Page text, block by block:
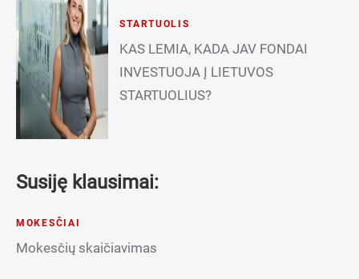
STARTUOLIS
KAS LEMIA, KADA JAV FONDAI
INVESTUOJA Į LIETUVOS
STARTUOLIUS?
Susiję klausimai:
MOKESČIAI
Mokesčių skaičiavimas